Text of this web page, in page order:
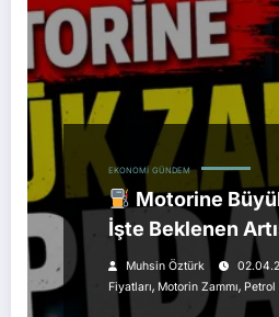
EKONOMI GÜNDEM
Motorine
İşte Beklenen
Muhsin Öztürk
Fiyatları, Motorin Zammı, Petrol